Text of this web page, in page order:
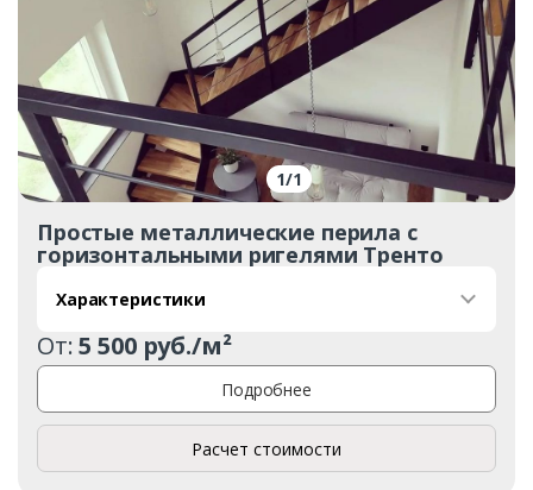
1/1
Простые металлические перила с
горизонтальными ригелями Тренто
Характеристики
От:5 500 руб./м²
Подробнее
Расчет стоимости